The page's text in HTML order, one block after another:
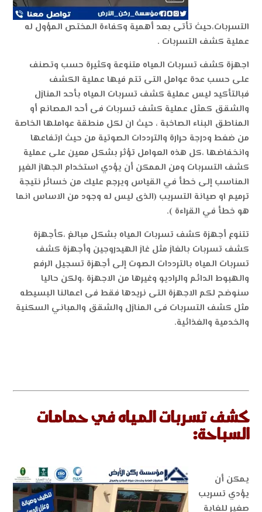
التسربات،حيث تأتى بعد أهمية وكفاءة المختص المؤول له
عملية كشف التسربات .
اجهزة كشف تسربات المياه متنوعة وكثيرة حسب وتصنف
على حسب عدة عوامل التى تتم فيها عملية الكشف
فبالتأكيد ليس عملية كشف تسربات المياه بأحد المنازل
والشقق كمثل عملية كشف تسربات فى أحد المصانع أو
المناطق البناء الصاخبة ، حيث ان لكل منطقة عواملها الخاصة
من ضغط ودرجة حرارة والترددات الصوتية من حيث ارتفاعها
وانخفاضها ،كل هذه العوامل تؤثر بشكل معين على عملية
كشف التسربات ومن الممكن أن يؤدي استخدام الجهاز الغير
المناسب إلى خطأ في القياس ويرجع عليك من خسائر نتيجة
ترميم او صيانة التسريب (الذى ليس له وجود من الاساس انما
هو خطأ في القراءة ).
تتنوع أجهزة كشف تسربات المياه بشكل مبالغ ،كأجهزة
كشف تسربات بالغاز مثل غاز الهيدروجين وأجهزة كشف
تسربات المياه بالترددات الصوت إلى أجهزة تسجيل الرفع
والهبوط الدائم والراديو وغيرها من الاجهزة ،ولكن حاليا
سنوضح لكم الاجهزة التى نريدها فقط فى اعمالنا البسيطه
مثل كشف التسربات فى المنازل والشقق والمباني السكنية
والخدمية والغذائية.
كشف تسربات المياه في حمامات
السباحة:
يمكن أن
يؤدي تسريب
صغير للغاية